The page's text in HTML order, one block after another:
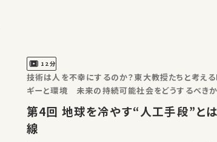
12分
技術は人を不幸にするのか？東大教授たちと考え
ギーと環境 未来の持続可能社会をどうするべきか
第4回 地球を冷やす“人工手段”とは？気候工学の最前
線